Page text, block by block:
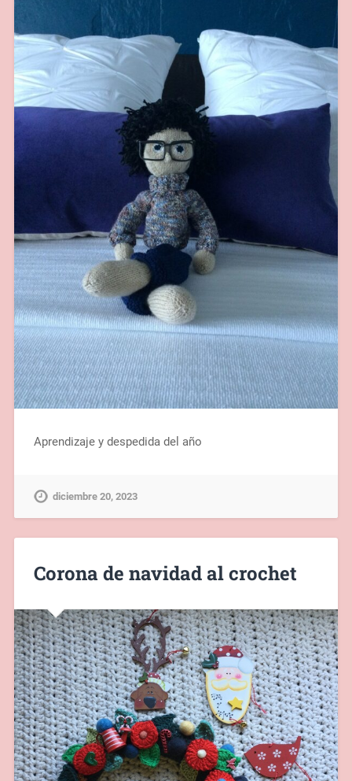
Aprendizaje y despedida del año
diciembre 20, 2023
Corona de navidad al crochet